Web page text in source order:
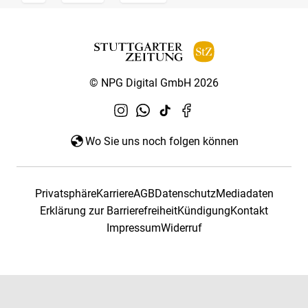
© NPG Digital GmbH 2026
Wo Sie uns noch folgen können
PrivatsphäreKarriereAGBDatenschutzMediadaten
Erklärung zur BarrierefreiheitKündigungKontakt
ImpressumWiderruf